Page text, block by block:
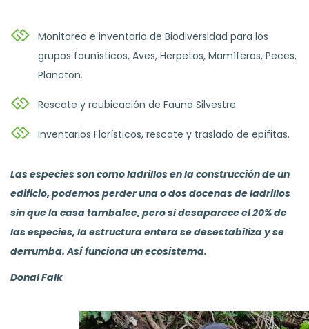
Monitoreo e inventario de Biodiversidad para los
grupos faunísticos, Aves, Herpetos, Mamíferos, Peces,
Plancton.
Rescate y reubicación de Fauna Silvestre
Inventarios Florísticos, rescate y traslado de epifitas.
Las especies son como ladrillos en la construcción de un
edificio, podemos perder una o dos docenas de ladrillos
sin que la casa tambalee, pero si desaparece el 20% de
las especies, la estructura entera se desestabiliza y se
derrumba. Así funciona un ecosistema.
Donal Falk